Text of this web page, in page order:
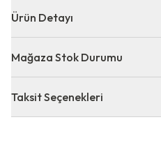
Ürün Detayı
Mağaza Stok Durumu
Taksit Seçenekleri